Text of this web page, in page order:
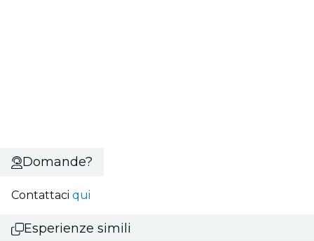
Domande?
Contattaci qui
Esperienze simili